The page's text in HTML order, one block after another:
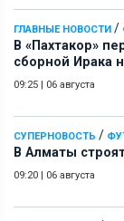
ГЛАВНЫЕ НОВОСТИ /
В «Пахтакор»
сборной Ирака
09:25 | 06 августа
СУПЕРНОВОСТЬ /
В Алматы
09:20 | 06 августа